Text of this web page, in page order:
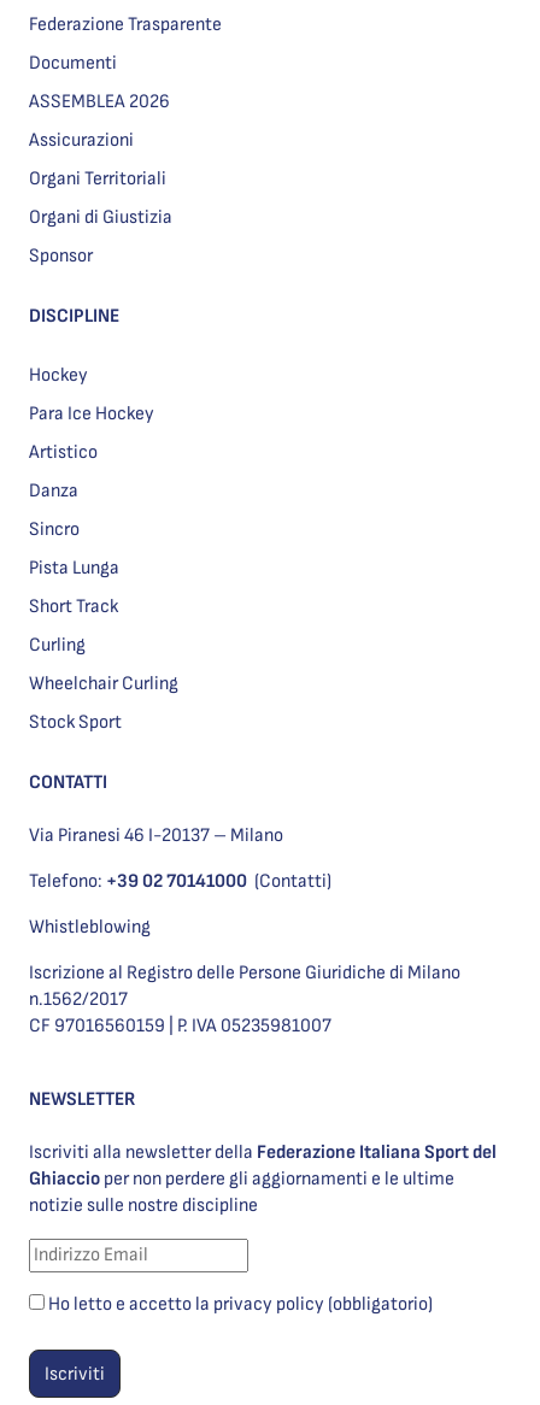
Federazione Trasparente
Documenti
ASSEMBLEA 2026
Assicurazioni
Organi Territoriali
Organi di Giustizia
Sponsor
DISCIPLINE
Hockey
Para Ice Hockey
Artistico
Danza
Sincro
Pista Lunga
Short Track
Curling
Wheelchair Curling
Stock Sport
CONTATTI
Via Piranesi 46 I-20137 – Milano
Telefono: +39 02 70141000 (Contatti)
Whistleblowing
Iscrizione al Registro delle Persone Giuridiche di Milano
n.1562/2017
CF 97016560159 | P. IVA 05235981007
NEWSLETTER
Iscriviti alla newsletter della Federazione Italiana Sport del
Ghiaccio per non perdere gli aggiornamenti e le ultime
notizie sulle nostre discipline
Ho letto e accetto la privacy policy (obbligatorio)